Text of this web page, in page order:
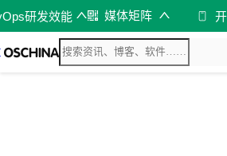
研发效能 媒体矩阵